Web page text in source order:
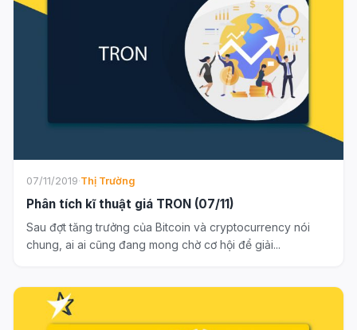
07/11/2019·Thị Trường
Phân tích kĩ thuật giá TRON (07/11)
Sau đợt tăng trưởng của Bitcoin và cryptocurrency nói
chung, ai ai cũng đang mong chờ cơ hội để giải...